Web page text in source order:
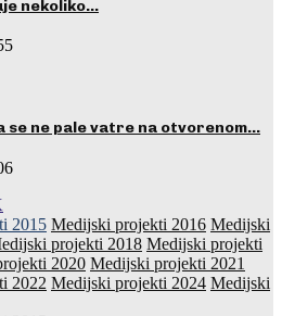
nekoliko…
se ne pale vatre na otvorenom…
2015 Medijski projekti 2016 Medijski
projekti 2018 Medijski projekti
2020 Medijski projekti 2021
2022 Medijski projekti 2024 Medijski